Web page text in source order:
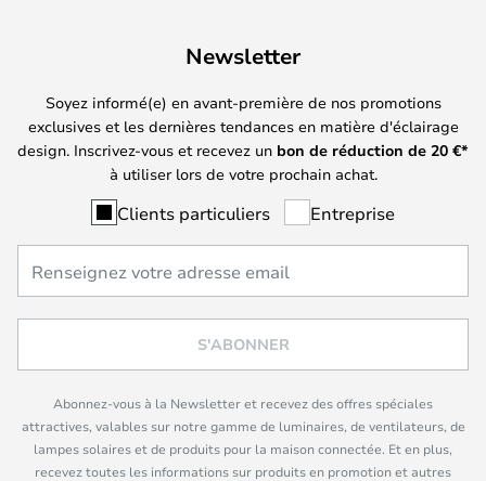
Newsletter
Soyez informé(e) en avant-première de nos promotions
exclusives et les dernières tendances en matière d'éclairage
design. Inscrivez-vous et recevez un bon de réduction de 20 €*
à utiliser lors de votre prochain achat.
Clients particuliers Entreprise
S'ABONNER
Abonnez-vous à la Newsletter et recevez des offres spéciales
attractives, valables sur notre gamme de luminaires, de ventilateurs, de
lampes solaires et de produits pour la maison connectée. Et en plus,
recevez toutes les informations sur produits en promotion et autres